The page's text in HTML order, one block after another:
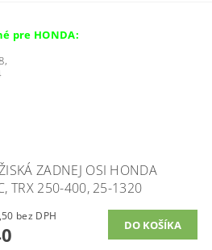
pre HONDA:
ZADNEJ OSI HONDA
TRX 250-400, 25-1320
€32,50 bez DPH